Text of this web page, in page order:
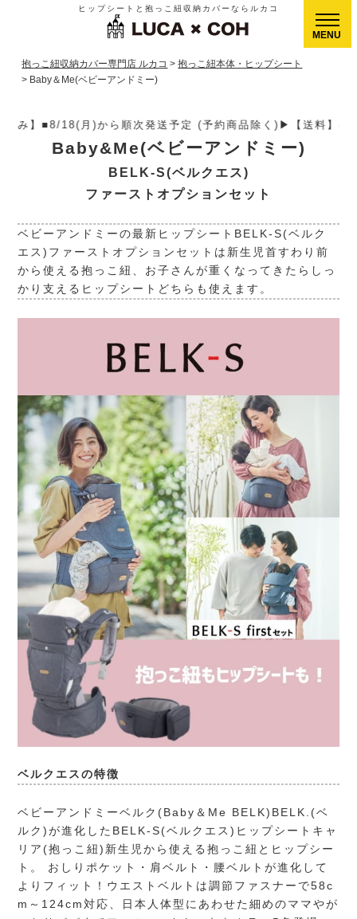
ヒップシートと抱っこ紐収納カバーならルカコ
抱っこ紐収納カバー専門店 ルカコ
抱っこ紐本体・ヒップシート
Baby＆Me(ベビーアンドミー)
品除く)▶【送料】ゆうパケット400円(全国一律)、ゆうパ
Baby&Me(ベビーアンドミー)
BELK-S(ベルクエス)
ファーストオプションセット
ベビーアンドミーの最新ヒップシートBELK-S(ベルク
エス)ファーストオプションセットは新生児首すわり前
から使える抱っこ紐、お子さんが重くなってきたらしっ
かり支えるヒップシートどちらも使えます。
ベルクエスの特徴
ベビーアンドミーベルク(Baby＆Me BELK) BELK.(ベ
ルク)が進化したBELK-S(ベルクエス)ヒップシートキャ
リア(抱っこ紐)新生児から使える抱っこ紐とヒップシー
ト。 おしりポケット・肩ベルト・腰ベルトが進化して
よりフィット！ウエストベルトは調節ファスナーで58c
m～124cm対応、日本人体型にあわせた細めのママやが